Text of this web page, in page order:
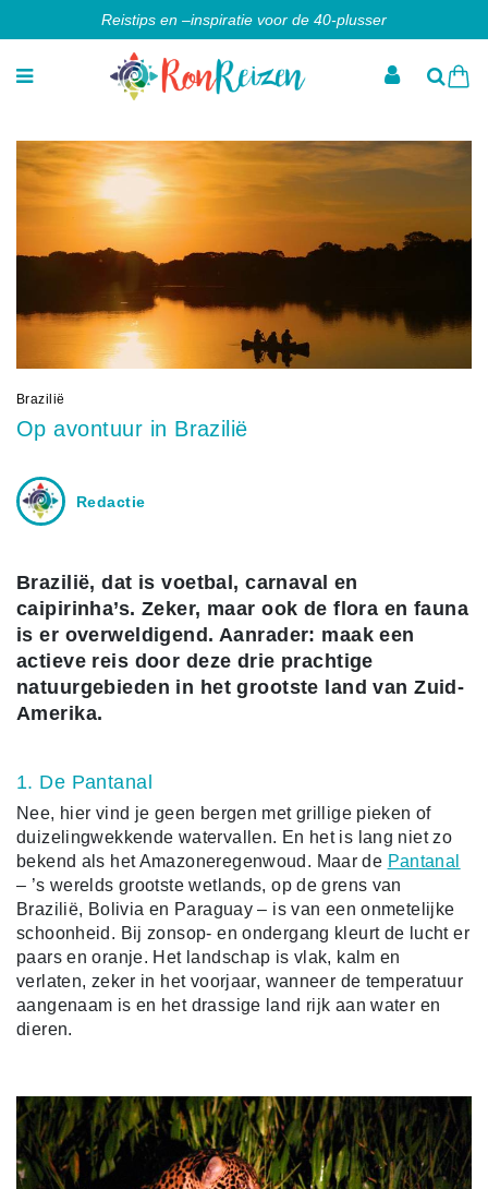
Reistips en –inspiratie voor de 40-plusser
Brazilië
Op avontuur in Brazilië
Redactie
Brazilië, dat is voetbal, carnaval en
caipirinha’s. Zeker, maar ook de flora en fauna
is er overweldigend. Aanrader: maak een
actieve reis door deze drie prachtige
natuurgebieden in het grootste land van Zuid-
Amerika.
1. De Pantanal
Nee, hier vind je geen bergen met grillige pieken of
duizelingwekkende watervallen. En het is lang niet zo
bekend als het Amazoneregenwoud. Maar de Pantanal
– ’s werelds grootste wetlands, op de grens van
Brazilië, Bolivia en Paraguay – is van een onmetelijke
schoonheid. Bij zonsop- en ondergang kleurt de lucht er
paars en oranje. Het landschap is vlak, kalm en
verlaten, zeker in het voorjaar, wanneer de temperatuur
aangenaam is en het drassige land rijk aan water en
dieren.